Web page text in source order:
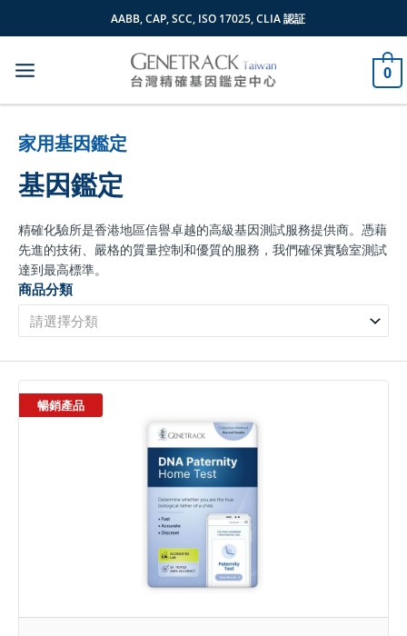
至
內
AABB, CAP, SCC, ISO 17025, CLIA 認証
0
家用基因鑑定
基因鑑定
精確化驗所是香港地區信譽卓越的高級基因測試服務提供商。憑藉
先進的技術、嚴格的質量控制和優質的服務，我們確保實驗室測試
達到最高標準。
商品分類
請選擇分類
暢銷產品